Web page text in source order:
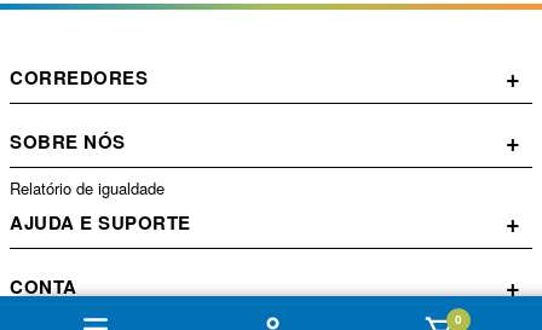
0
CORREDORES +
SOBRE NÓS +
Relatório de igualdade
AJUDA E SUPORTE +
CONTA +